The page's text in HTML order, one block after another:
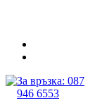
За връзка: 087
946 6553